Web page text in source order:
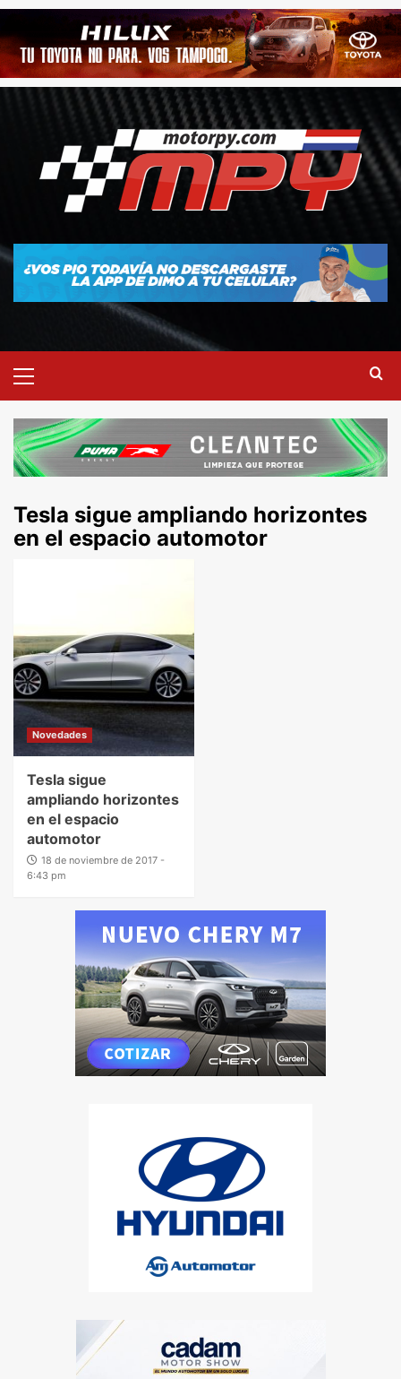
Tesla sigue ampliando horizontes
en el espacio automotor
Novedades
Tesla sigue
ampliando horizontes
en el espacio
automotor
18 de noviembre de 2017 -
6:43 pm